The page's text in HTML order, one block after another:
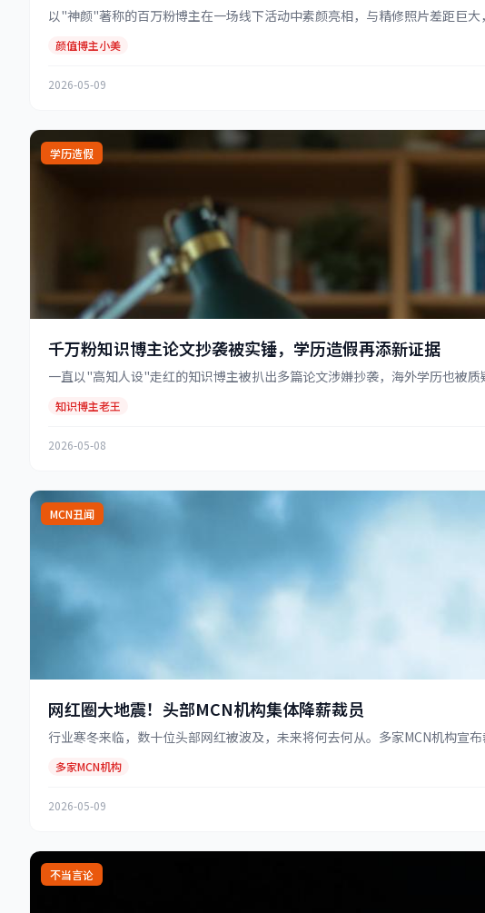
以"神颜"著称的百万粉博主在一场线下活动中素颜亮相，与精修照片差距巨
颜值博主小美
2026-05-09
学历造假
千万粉知识博主论文抄袭被实锤，学历造假再添新证据
一直以"高知人设"走红的知识博主被扒出多篇论文涉嫌抄袭，海外学历也被
知识博主老王
2026-05-08
MCN丑闻
网红圈大地震！头部MCN机构集体降薪裁员
行业寒冬来临，数十位头部网红被波及，未来将何去何从。多家MCN机构宣
多家MCN机构
2026-05-09
不当言论